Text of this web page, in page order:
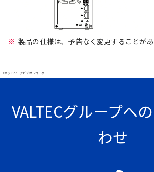
製品の仕様は、予告なく変更することがあ
#ネットワークビデオレコーダー
VALTECグループへ
わせ